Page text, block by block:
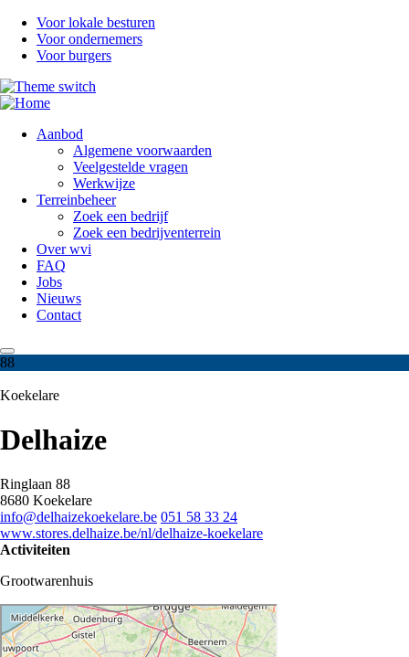
Overslaan
naar
inhoud
gaan
Voor lokale besturen
Voor ondernemers
Voor burgers
Aanbod
Algemene voorwaarden
Veelgestelde vragen
Werkwijze
Terreinbeheer
Zoek een bedrijf
Zoek een bedrijventerrein
Over wvi
FAQ
Jobs
Nieuws
Contact
88
Koekelare
Delhaize
Ringlaan 88
8680 Koekelare
info@delhaizekoekelare.be 051 58 33 24
www.stores.delhaize.be/nl/delhaize-koekelare
Activiteiten
Grootwarenhuis